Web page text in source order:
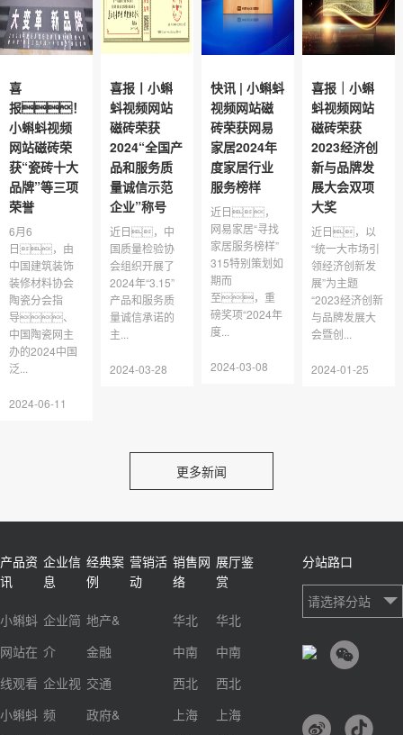
喜
报！
小蝌蚪视频
网站磁砖荣
获“瓷砖十大
品牌”等三项
荣誉
6月6
日，由
中国建筑装饰
装修材料协会
陶瓷分会指
导、
中国陶瓷网主
办的2024中国
泛...
2024-06-11
喜报丨小蝌
蚪视频网站
磁砖荣获
2024“全国产
品和服务质
量诚信示范
企业”称号
近日，中
国质量检验协
会组织开展了
2024年“3.15”
产品和服务质
量诚信承诺的
主...
2024-03-28
快讯 | 小蝌蚪
视频网站磁
砖荣获网易
家居2024年
度家居行业
服务榜样
近日，
网易家居“寻找
家居服务榜样”
315特别策划如
期而
至，重
磅奖项“2024年
度...
2024-03-08
喜报｜小蝌
蚪视频网站
磁砖荣获
2023经济创
新与品牌发
展大会双项
大奖
近日，以
“统一大市场引
领经济创新发
展”为主题
“2023经济创新
与品牌发展大
会暨创...
2024-01-25
更多新闻
产品资
讯
小蝌蚪
网站在
线观看
小蝌蚪
企业信
息
企业简
介
企业视
频
经典案
例
地产&
金融
交通
政府&
营销活
动
销售网
络
华北
中南
西北
上海
展厅鉴
赏
华北
中南
西北
上海
分站路口
请选择分站